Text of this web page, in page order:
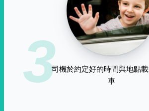
3司機於約定好的時間與地點
車